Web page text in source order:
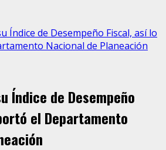
Índice de Desempeño Fiscal, así lo
Nacional de Planeación
Índice de Desempeño
el Departamento